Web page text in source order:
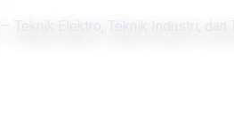
Teknik Elektro, Teknik Industri,